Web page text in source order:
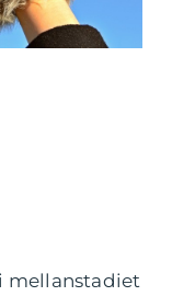
mellanstadiet